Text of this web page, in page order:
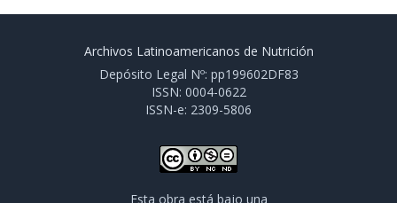
Archivos Latinoamericanos de Nutrición
Depósito Legal Nº: pp199602DF83
ISSN: 0004-0622
ISSN-e: 2309-5806
Esta obra está bajo una